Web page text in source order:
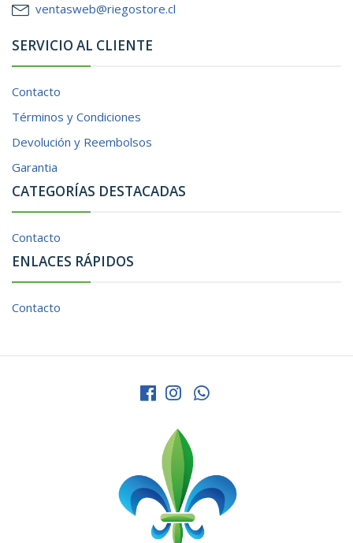
ventasweb@riegostore.cl
SERVICIO AL CLIENTE
Contacto
Términos y Condiciones
Devolución y Reembolsos
Garantia
CATEGORÍAS DESTACADAS
Contacto
ENLACES RÁPIDOS
Contacto